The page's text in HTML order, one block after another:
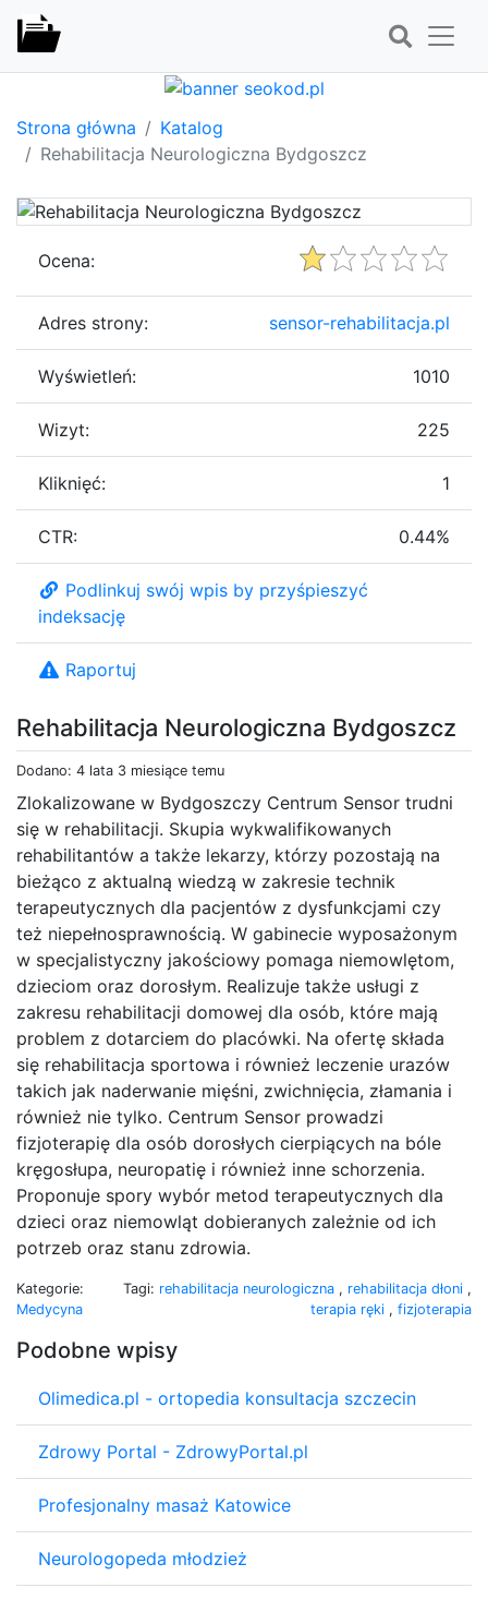
Strona główna
Katalog
Rehabilitacja Neurologiczna Bydgoszcz
Rehabilitacja Neurologiczna Bydgoszcz
Dodano: 4 lata 3 miesiące temu
Zlokalizowane w Bydgoszczy Centrum Sensor trudni
się w rehabilitacji. Skupia wykwalifikowanych
rehabilitantów a także lekarzy, którzy pozostają na
bieżąco z aktualną wiedzą w zakresie technik
terapeutycznych dla pacjentów z dysfunkcjami czy
też niepełnosprawnością. W gabinecie wyposażonym
w specjalistyczny jakościowy pomaga niemowlętom,
dzieciom oraz dorosłym. Realizuje także usługi z
zakresu rehabilitacji domowej dla osób, które mają
problem z dotarciem do placówki. Na ofertę składa
się rehabilitacja sportowa i również leczenie urazów
takich jak naderwanie mięśni, zwichnięcia, złamania i
również nie tylko. Centrum Sensor prowadzi
fizjoterapię dla osób dorosłych cierpiących na bóle
kręgosłupa, neuropatię i również inne schorzenia.
Proponuje spory wybór metod terapeutycznych dla
dzieci oraz niemowląt dobieranych zależnie od ich
potrzeb oraz stanu zdrowia.
Kategorie:
Medycyna
Tagi: rehabilitacja neurologiczna , rehabilitacja dłoni ,
terapia ręki , fizjoterapia
Podobne wpisy
Olimedica.pl - ortopedia konsultacja szczecin
Zdrowy Portal - ZdrowyPortal.pl
Profesjonalny masaż Katowice
Neurologopeda młodzież
Ocena:
Adres strony: sensor-rehabilitacja.pl
Wyświetleń: 1010
Wizyt: 225
Kliknięć: 1
CTR: 0.44%
Podlinkuj swój wpis by przyśpieszyć
indeksację
Raportuj